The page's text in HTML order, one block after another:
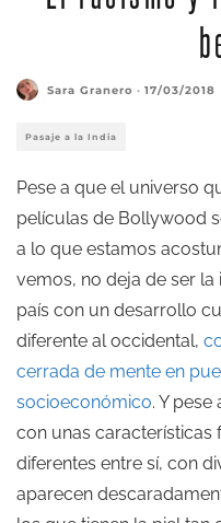
Sara Granero · 17/03/2018
Pasaje a la India
Pese a que el universo
películas de Bollywood
a lo que estamos
vemos, no deja de ser
país con un desarrollo
diferente al occidental,
cerrada de mente en
socioeconómico. Y
con unas características
diferentes entre sí, con
aparecen